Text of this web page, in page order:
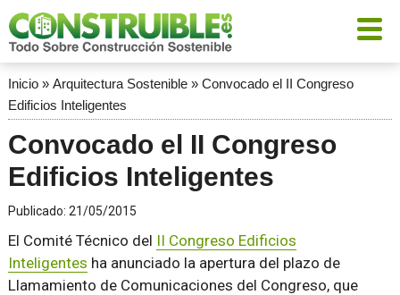
Inicio» Arquitectura Sostenible» Convocado el II Congreso
Edificios Inteligentes
Convocado el II Congreso
Edificios Inteligentes
Publicado: 21/05/2015
El Comité Técnico del II Congreso Edificios
Inteligentes ha anunciado la apertura del plazo de
Llamamiento de Comunicaciones del Congreso, que